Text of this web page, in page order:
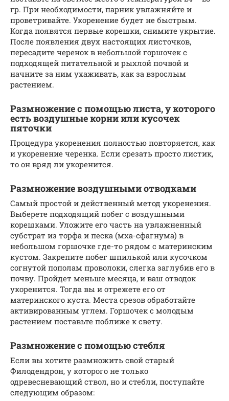
гр. При необходимости, парник увлажняйте и
проветривайте. Укоренение будет не быстрым.
Когда появятся первые корешки, снимите укрытие.
После появления двух настоящих листочков,
пересадите черенок в небольшой горшочек с
подходящей питательной и рыхлой почвой и
начните за ним ухаживать, как за взрослым
растением.
Размножение с помощью листа, у которого
есть воздушные корни или кусочек
пяточки
Процедура укоренения полностью повторяется, как
и укоренение черенка. Если срезать просто листик,
то он вряд ли укоренится.
Размножение воздушными отводками
Самый простой и действенный метод укоренения.
Выберете подходящий побег с воздушными
корешками. Уложите его часть на увлажненный
субстрат из торфа и песка (мха-сфагнума) в
небольшом горшочке где-то рядом с материнским
кустом. Закрепите побег шпилькой или кусочком
согнутой пополам проволоки, слегка заглубив его в
почву. Пройдет меньше месяца, и ваш отводок
укоренится. Тогда вы и отрежете его от
материнского куста. Места срезов обработайте
активированным углем. Горшочек с молодым
растением поставьте поближе к свету.
Размножение с помощью стебля
Если вы хотите размножить свой старый
Филодендрон, у которого не только
одревесневающий ствол, но и стебли, поступайте
следующим образом: